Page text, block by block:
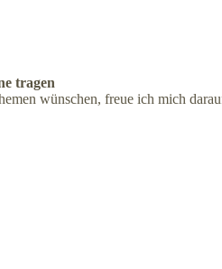
tragen
wünschen, freue ich mich